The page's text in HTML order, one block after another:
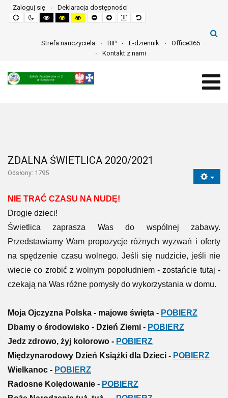
Zaloguj się
Deklaracja dostępności
Default
mode
Night
mode
High
contrast
mode
High
contrast
mode
High
contrast
mode
Set
smaller
Set
larger
Make
font
Set
default
Strefa nauczyciela
BIP E-dziennik
Office365
Kontakt z nami
ZDALNA ŚWIETLICA 2020/2021
Odsłony: 1795
NIE TRAĆ CZASU NA NUDĘ!
Drogie dzieci!
Świetlica zaprasza Was do wspólnej zabawy.
Przedstawiamy Wam propozycje różnych wyzwań i oferty
na spędzenie czasu wolnego. Jeśli się nudzicie, jeśli nie
wiecie co zrobić z wolnym popołudniem - zostańcie tutaj -
czekają na Was różne pomysły do wykorzystania w domu.
Moja Ojczyzna Polska - majowe święta - POBIERZ
Dbamy o środowisko - Dzień Ziemi - POBIERZ
Jedz zdrowo, żyj kolorowo - POBIERZ
Międzynarodowy Dzień Książki dla Dzieci - POBIERZ
Wielkanoc - POBIERZ
Radosne Kolędowanie - POBIERZ